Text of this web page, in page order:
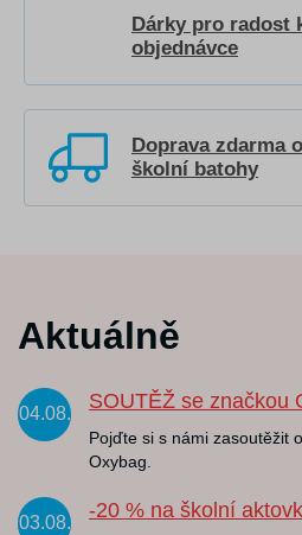
Dárky pro radost
objednávce
Doprava zdarma
školní batohy
Aktuálně
04.08.
SOUTĚŽ se značkou
Pojďte si s námi zasoutěžit
Oxybag.
03.08.
-20 % na školní